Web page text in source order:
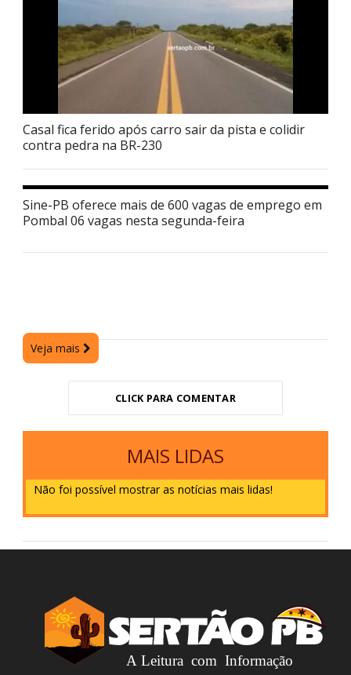
Casal fica ferido após carro sair da pista e colidir
contra pedra na BR-230
Sine-PB oferece mais de 600 vagas de emprego em
Pombal 06 vagas nesta segunda-feira
Veja mais
CLICK PARA COMENTAR
MAIS LIDAS
Não foi possível mostrar as notícias mais lidas!